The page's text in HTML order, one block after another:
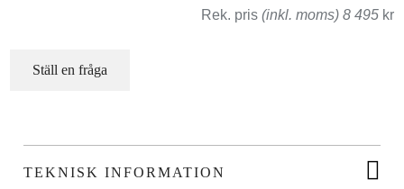
Rek. pris (inkl. moms) 8 495kr
Ställ en fråga
TEKNISK INFORMATION